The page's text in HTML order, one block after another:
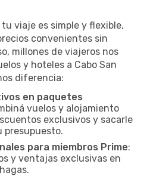
viaje es simple y flexible,
convenientes sin
millones de viajeros nos
y hoteles a Cabo San
diferencia:
en paquetes
vuelos y alojamiento
exclusivos y sacarle
presupuesto.
para miembros Prime:
y ventajas exclusivas en